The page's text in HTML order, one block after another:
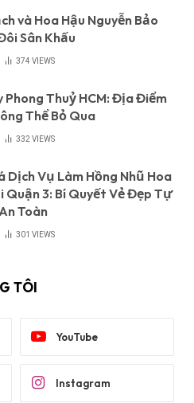
và Hoa Hậu Nguyễn Bảo
Sân Khấu
374 VIEWS
Phong Thuỷ HCM: Địa Điểm
Thể Bỏ Qua
332 VIEWS
Dịch Vụ Làm Hồng Nhũ Hoa
Quận 3: Bí Quyết Vẻ Đẹp Tự
Toàn
301 VIEWS
TÔI
YouTube
Instagram